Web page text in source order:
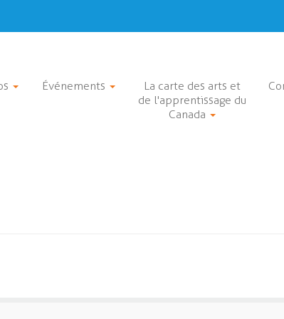
Événements
La carte des arts et
de l'apprentissage du
Canada